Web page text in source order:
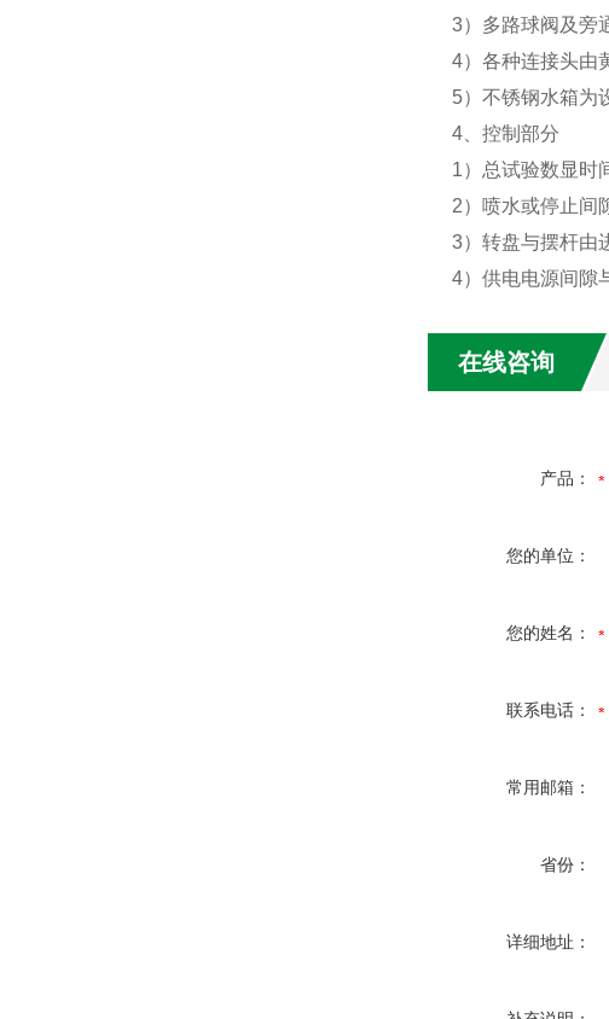
3）多路球阀及旁
4）各种连接头由
5）不锈钢水箱为
4、控制部分
1）总试验数显时
2）喷水或停止间
3）转盘与摆杆由
4）供电电源间隙
在线咨询
产品：
您的单位：
您的姓名：
联系电话：
常用邮箱：
省份：
详细地址：